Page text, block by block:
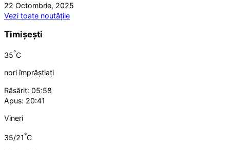
22 Octombrie, 2025
Vezi toate noutățile
Timișești
35°C
nori împrăștiați
Răsărit: 05:58
Apus: 20:41
Vineri
35/21°C